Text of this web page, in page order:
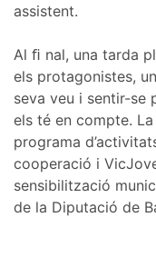
assistent.
Al ﬁ nal, una tarda
els protagonistes,
seva veu i sentir-se
els té en compte.
programa
cooperació i
sensibilització
de la Diputació de